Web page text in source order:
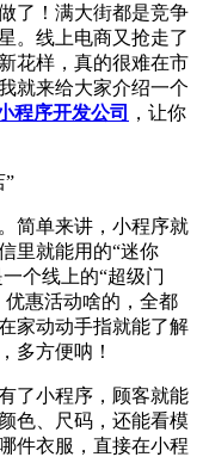
了！满大街都是竞争
。线上电商又抢走了
花样，真的很难在市
就来给大家介绍一个
程序开发公司
，让你
”
简单来讲，小程序就
里就能用的“迷你
个线上的“超级门
优惠活动啥的，全都
家动动手指就能了解
多方便呐！
了小程序，顾客就能
色、尺码，还能看模
件衣服，直接在小程